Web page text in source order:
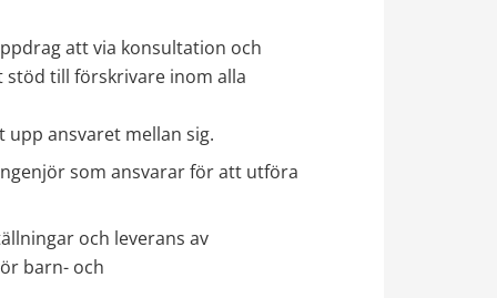
att via konsultation och
till förskrivare inom alla
ansvaret mellan sig.
som ansvarar för att utföra
och leverans av
barn- och